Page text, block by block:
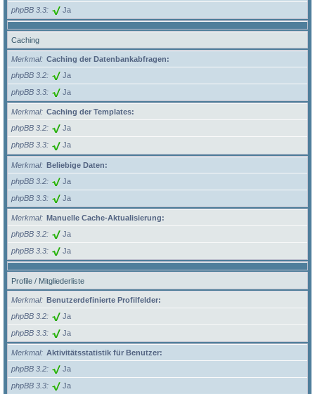
phpBB 3.3 Ja
Caching
Merkmal
Caching der Datenbankabfragen:
phpBB 3.2
Ja
phpBB 3.3 Ja
Merkmal
Caching der Templates:
phpBB 3.2
Ja
phpBB 3.3 Ja
Merkmal
Beliebige Daten:
phpBB 3.2
Ja
phpBB 3.3 Ja
Merkmal
Manuelle Cache-Aktualisierung:
phpBB 3.2
Ja
phpBB 3.3 Ja
Profile / Mitgliederliste
Merkmal
Benutzerdefinierte Profilfelder:
phpBB 3.2
Ja
phpBB 3.3 Ja
Merkmal
Aktivitätsstatistik für Benutzer:
phpBB 3.2
Ja
phpBB 3.3 Ja